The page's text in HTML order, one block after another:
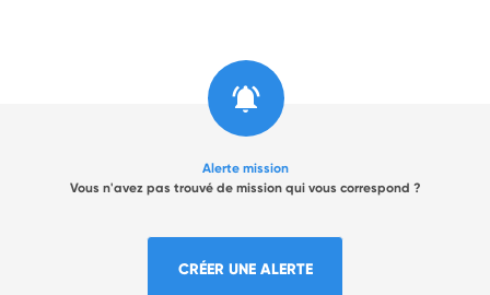
Alerte mission
Vous n'avez pas trouvé de mission qui vous correspond ?
CRÉER UNE ALERTE